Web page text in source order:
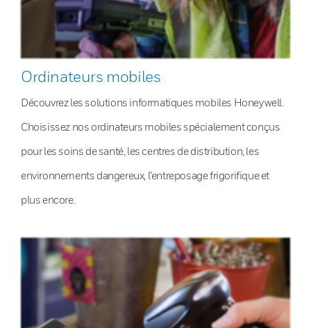
Ordinateurs mobiles
Découvrez les solutions informatiques mobiles Honeywell.
Choisissez nos ordinateurs mobiles spécialement conçus
pour les soins de santé, les centres de distribution, les
environnements dangereux, l’entreposage frigorifique et
plus encore.